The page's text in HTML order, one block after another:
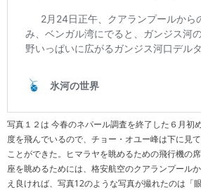
写真１２は 今春のネパール調査を終了した６月
度を飛んでいるので、チョー・オユー峰は下に見
ことができた。ヒマラヤを眺めるための飛行機の
座を眺めるためには、格安航空のクアランプール
え良ければ、写真12のような写真が撮れたのは